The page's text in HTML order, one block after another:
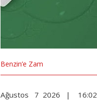
Benzin’e Zam
Ağustos 7 2026 | 16:02